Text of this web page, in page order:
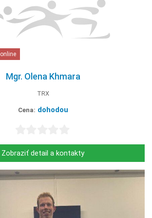
online
Mgr. Olena Khmara
TRX
Cena: dohodou
Zobraziť detail a kontakty